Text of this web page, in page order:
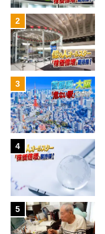
2
3
4
5